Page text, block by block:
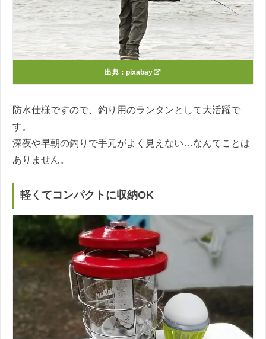
出典： pixabay
防水仕様ですので、釣り用のランタンとして大活躍で
す。
深夜や早朝の釣りで手元がよく見えない…なんてことは
ありません。
軽くてコンパクトに収納OK